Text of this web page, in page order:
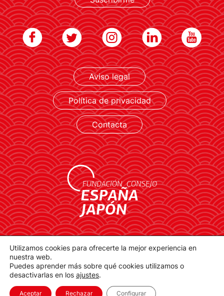
Aviso legal
Política de privacidad
Contacta
contacto@spainjapanfoundation.com
Plaza de la Provincia, 1. 28012 Madrid
Utilizamos cookies para ofrecerte la mejor experiencia en
nuestra web.
Puedes aprender más sobre qué cookies utilizamos o
desactivarlas en los ajustes.
Aceptar Rechazar Configurar